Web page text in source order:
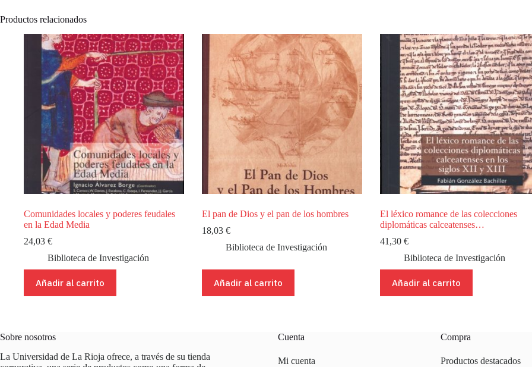
Productos relacionados
Comunidades locales y poderes feudales
en la Edad Media
24,03 €
Biblioteca de Investigación
Añadir al carrito
El pan de Dios y el pan de los hombres
18,03 €
Biblioteca de Investigación
Añadir al carrito
El léxico romance de las colecciones
diplomáticas calceatenses…
41,30 €
Biblioteca de Investigación
Añadir al carrito
Sobre nosotros
La Universidad de La Rioja ofrece, a través de su tienda
Cuenta
Mi cuenta
Compra
Productos destacados